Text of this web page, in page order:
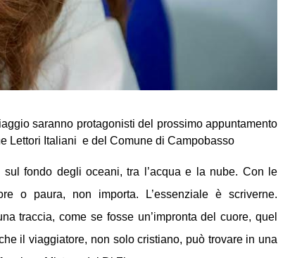
saranno protagonisti del prossimo appuntamento
Lettori Italiani e del Comune di Campobasso
sul fondo degli oceani, tra l’acqua e la nube. Con le
o paura, non importa. L’essenziale è scriverne.
traccia, come se fosse un’impronta del cuore, quel
il viaggiatore, non solo cristiano, può trovare in una